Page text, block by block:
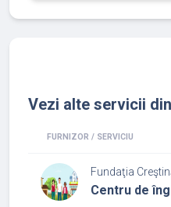
Vezi alte servicii
FURNIZOR / SERVICIU
Fundaţia
Centru de